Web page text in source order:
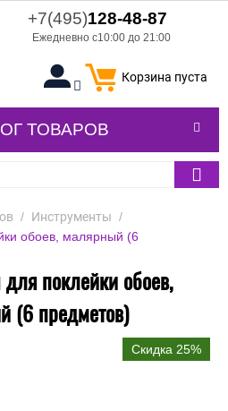
+7(495)128-48-87
Ежедневно с10:00 до 21:00
Корзина пуста
ТОВАРОВ
/ Инструменты /
обоев, малярный (6
поклейки обоев,
(6 предметов)
Скидка 25%